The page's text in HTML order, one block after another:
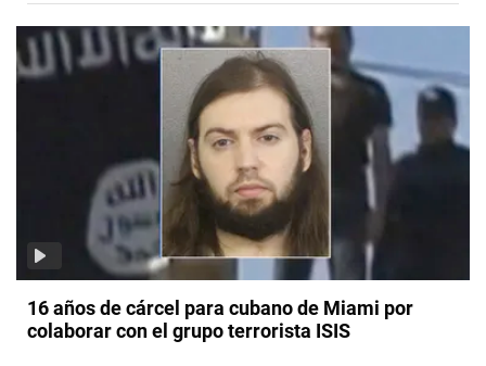
16 años de cárcel para cubano de Miami por
colaborar con el grupo terrorista ISIS